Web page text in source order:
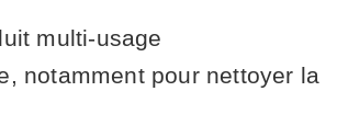
multi-usage
notamment pour nettoyer la